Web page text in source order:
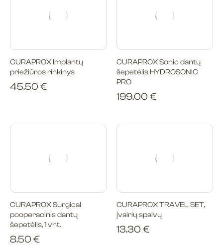
CURAPROX Implantų
priežiūros rinkinys
45.50 €
CURAPROX Sonic dantų
šepetėlis HYDROSONIC
PRO
199.00 €
CURAPROX Surgical
pooperacinis dantų
šepetėlis, 1 vnt.
8.50 €
CURAPROX TRAVEL SET,
įvairių spalvų
13.30 €